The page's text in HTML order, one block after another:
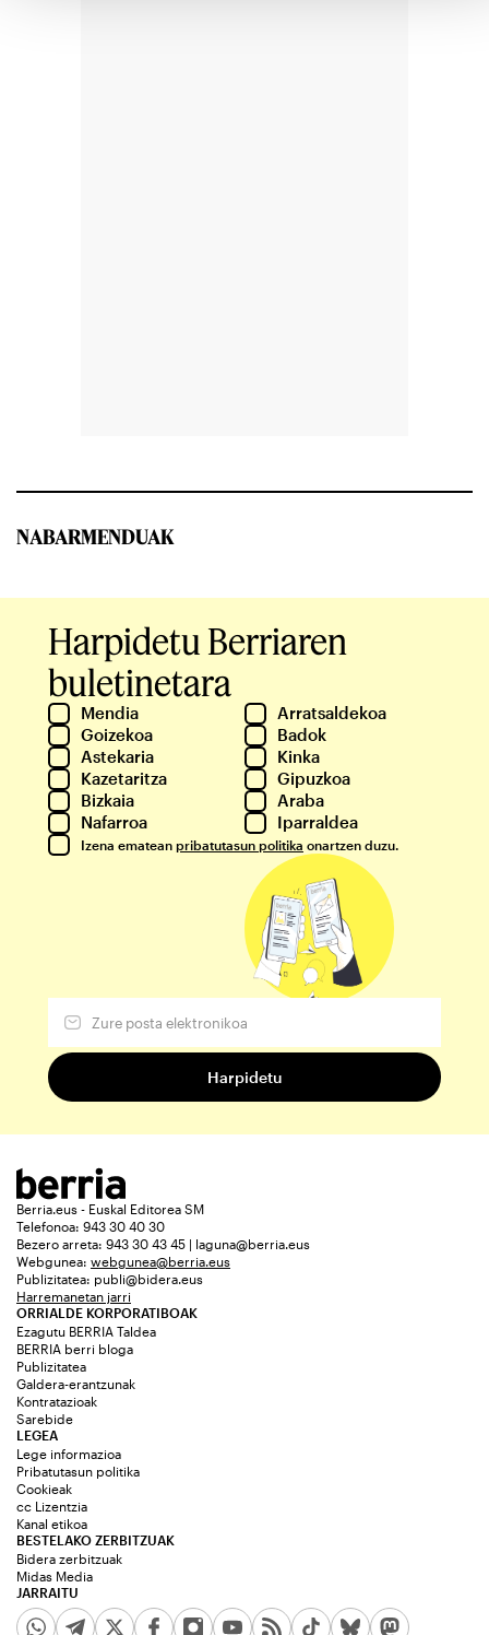
NABARMENDUAK
Harpidetu Berriaren
buletinetara
Mendia
Arratsaldekoa
Goizekoa
Badok
Astekaria
Kinka
Kazetaritza
Gipuzkoa
Bizkaia
Araba
Nafarroa
Iparraldea
Izena ematean pribatutasun politika onartzen duzu.
Berria.eus - Euskal Editorea SM
Telefonoa: 943 30 40 30
Bezero arreta: 943 30 43 45 | laguna@berria.eus
Webgunea: webgunea@berria.eus
Publizitatea: publi@bidera.eus
Harremanetan jarri
ORRIALDE KORPORATIBOAK
Ezagutu BERRIA Taldea
BERRIA berri bloga
Publizitatea
Galdera-erantzunak
Kontratazioak
Sarebide
JARRAITU
LEGEA
Lege informazioa
Pribatutasun politika
Cookieak
cc Lizentzia
Kanal etikoa
BESTELAKO ZERBITZUAK
Bidera zerbitzuak
Midas Media